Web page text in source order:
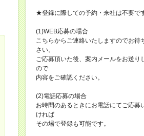
★登録に際しての予約・来社は不要で
(1)WEB応募の場合
こちらからご連絡いたしますのでお待
さい。
ご応募頂いた後、案内メールをお送り
ので
内容をご確認ください。
(2)電話応募の場合
お時間のあるときにお電話にてご応募
ければ
その場で登録も可能です。